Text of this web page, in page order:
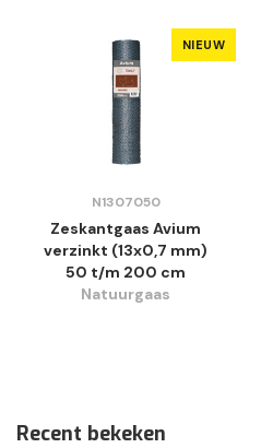
NIEUW
N1307050
Zeskantgaas Avium
verzinkt (13x0,7 mm)
50 t/m 200 cm
Natuurgaas
Recent bekeken